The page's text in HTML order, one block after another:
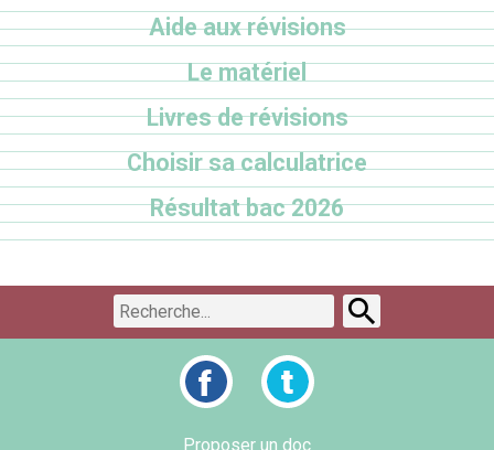
Aide aux révisions
Le matériel
Livres de révisions
Choisir sa calculatrice
Résultat bac 2026
Proposer un doc